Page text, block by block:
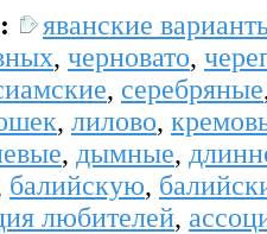
яванские
, черновато,
, серебряные
, лилово,
, дымные,
балийскую,
любителей,